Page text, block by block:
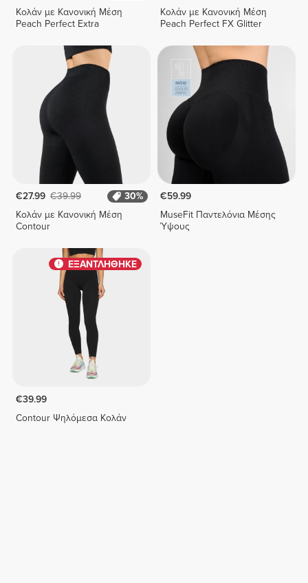
Κολάν με Κανονική Μέση
Peach Perfect Extra
Κολάν με Κανονική Μέση
Peach Perfect FX Glitter
€27.99 €39.99
30%
Κολάν με Κανονική Μέση
Contour
€59.99
MuseFit Παντελόνια Μέσης
Ύψους
ΕΞΑΝΤΛΗΘΗΚΕ
€39.99
Contour Ψηλόμεσα Κολάν